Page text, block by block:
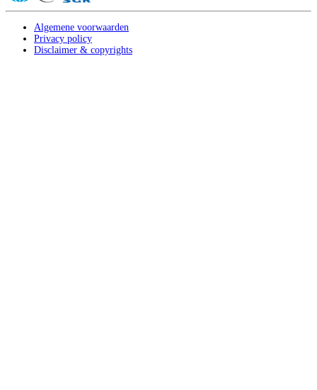
Algemene voorwaarden
Privacy policy
Disclaimer & copyrights